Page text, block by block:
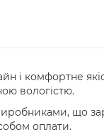
і комфортне
вологістю.
що
оплати.